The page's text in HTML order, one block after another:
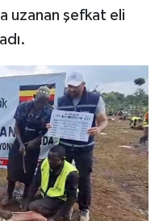
uzanan şefkat eli